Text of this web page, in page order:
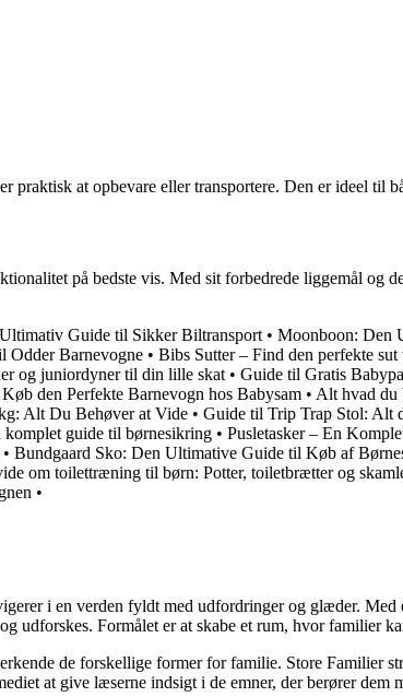
at opbevare eller transportere. Den er ideel til
på bedste vis. Med sit forbedrede liggemål og
Guide til Sikker Biltransport • Moonboon: Den
Odder Barnevogne • Bibs Sutter – Find den perfekte
og juniordyner til din lille skat • Guide til Gratis
den Perfekte Barnevogn hos Babysam • Alt hvad du
Alt Du Behøver at Vide • Guide til Trip Trap Stol: Alt
guide til børnesikring • Pusletasker – En
• Bundgaard Sko: Den Ultimative Guide til Køb af
om toilettræning til børn: Potter, toiletbrætter og
•
i en verden fyldt med udfordringer og glæder.
udforskes. Formålet er at skabe et rum, hvor familier
de forskellige former for familie. Store Familier
at give læserne indsigt i de emner, der berører dem